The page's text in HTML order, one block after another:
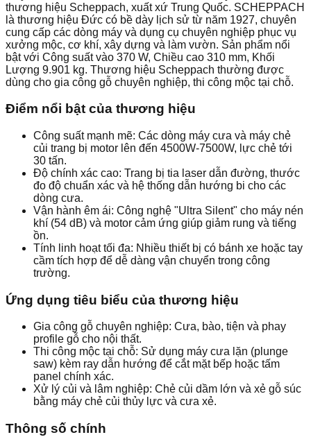
thương hiệu Scheppach, xuất xứ Trung Quốc. SCHEPPACH
là thương hiệu Đức có bề dày lịch sử từ năm 1927, chuyên
cung cấp các dòng máy và dụng cụ chuyên nghiệp phục vụ
xưởng mộc, cơ khí, xây dựng và làm vườn. Sản phẩm nổi
bật với Công suất vào 370 W, Chiều cao 310 mm, Khối
Lượng 9.901 kg. Thương hiệu Scheppach thường được
dùng cho gia công gỗ chuyên nghiệp, thi công mộc tại chỗ.
Điểm nổi bật của thương hiệu
Công suất mạnh mẽ: Các dòng máy cưa và máy chẻ
củi trang bị motor lên đến 4500W-7500W, lực chẻ tới
30 tấn.
Độ chính xác cao: Trang bị tia laser dẫn đường, thước
đo độ chuẩn xác và hệ thống dẫn hướng bi cho các
dòng cưa.
Vận hành êm ái: Công nghệ "Ultra Silent" cho máy nén
khí (54 dB) và motor cảm ứng giúp giảm rung và tiếng
ồn.
Tính linh hoạt tối đa: Nhiều thiết bị có bánh xe hoặc tay
cầm tích hợp để dễ dàng vận chuyển trong công
trường.
Ứng dụng tiêu biểu của thương hiệu
Gia công gỗ chuyên nghiệp: Cưa, bào, tiện và phay
profile gỗ cho nội thất.
Thi công mộc tại chỗ: Sử dụng máy cưa lặn (plunge
saw) kèm ray dẫn hướng để cắt mặt bếp hoặc tấm
panel chính xác.
Xử lý củi và lâm nghiệp: Chẻ củi dầm lớn và xẻ gỗ súc
bằng máy chẻ củi thủy lực và cưa xẻ.
Thông số chính